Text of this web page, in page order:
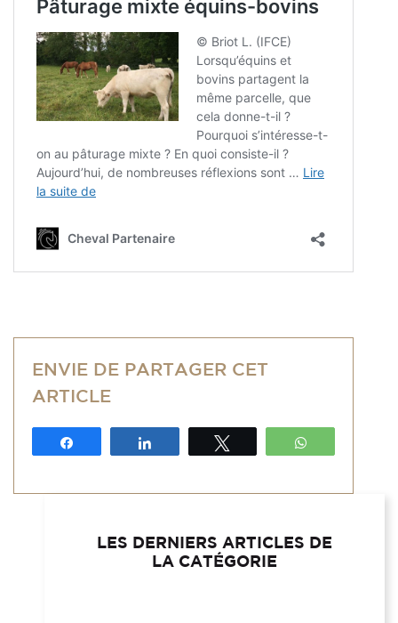
ENVIE DE PARTAGER CET
ARTICLE
LES DERNIERS ARTICLES DE
LA CATÉGORIE